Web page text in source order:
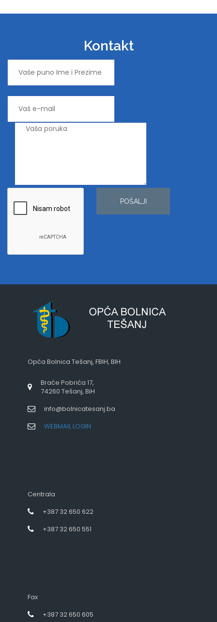
Kontakt
POŠALJI
Opća Bolnica Tešanj, FBIH, BIH
Braće Pobrića 17,
74260 Tešanj, BiH
info@bolnicatesanj.ba
WEBMAIL LOGIN
Centrala
+387 32 650 622
+387 32 650 551
Fax
+387 32 650 605